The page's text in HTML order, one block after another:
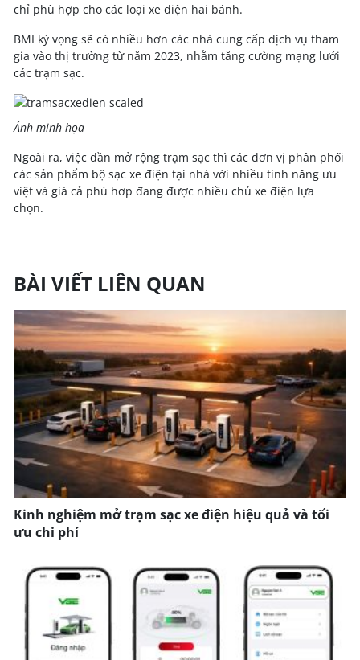
chỉ phù hợp cho các loại xe điện hai bánh.
BMI kỳ vọng sẽ có nhiều hơn các nhà cung cấp dịch vụ tham
gia vào thị trường từ năm 2023, nhằm tăng cường mạng lưới
các trạm sạc.
Ảnh minh họa
Ngoài ra, việc dần mở rộng trạm sạc thì các đơn vị phân phối
các sản phẩm bộ sạc xe điện tại nhà với nhiều tính năng ưu
việt và giá cả phù hơp đang được nhiều chủ xe điện lựa
chọn.
BÀI VIẾT LIÊN QUAN
Kinh nghiệm mở trạm sạc xe điện hiệu quả và tối
ưu chi phí